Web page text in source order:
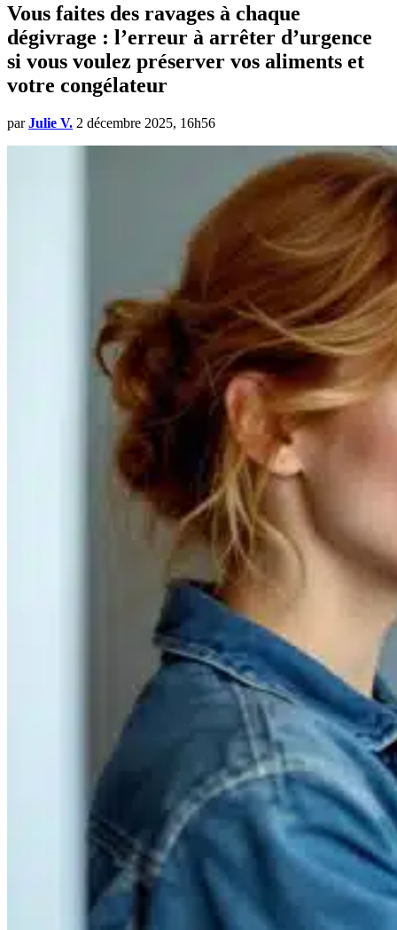
Vous faites des ravages à chaque
dégivrage : l’erreur à arrêter d’urgence
si vous voulez préserver vos aliments et
votre congélateur
par Julie V. 2 décembre 2025, 16h56